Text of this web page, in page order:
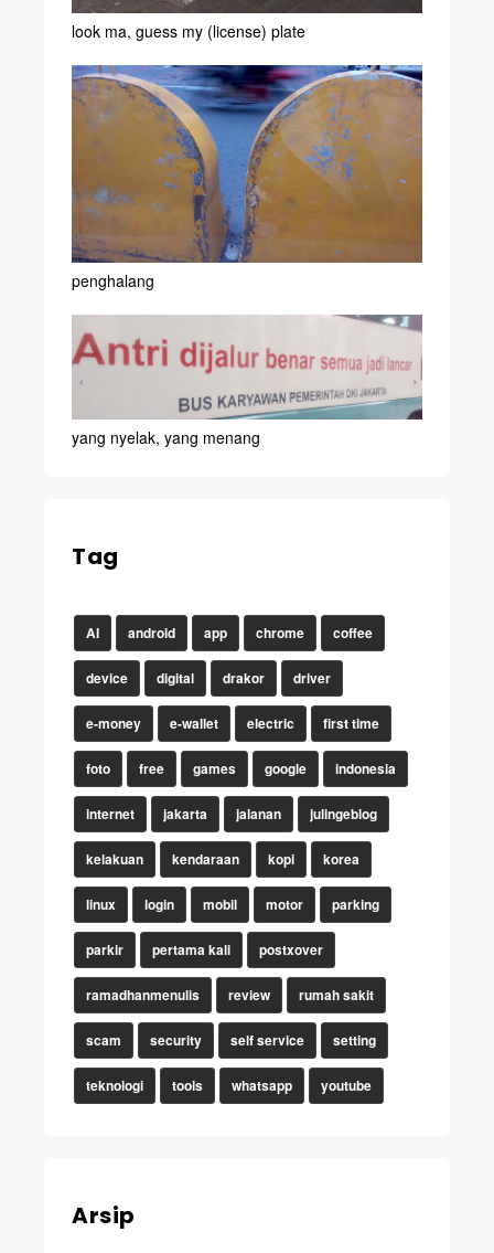
look ma, guess my (license) plate
penghalang
yang nyelak, yang menang
Tag
AI android app chrome coffee
device digital drakor driver
e-money e-wallet electric first time
foto free games google indonesia
internet jakarta jalanan julingeblog
kelakuan kendaraan kopi korea
linux login mobil motor parking
parkir pertama kali postxover
ramadhanmenulis review rumah sakit
scam security self service setting
teknologi tools whatsapp youtube
Arsip